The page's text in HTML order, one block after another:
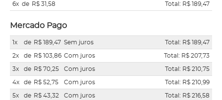
6x de R$ 31,58 Total: R$ 189,47
Mercado Pago
1x de R$ 189,47 Sem juros Total: R$ 189,47
2x de R$ 103,86 Com juros Total: R$ 207,73
3x de R$ 70,25 Com juros Total: R$ 210,75
4x de R$ 52,75 Com juros Total: R$ 210,99
5x de R$ 43,32 Com juros Total: R$ 216,58